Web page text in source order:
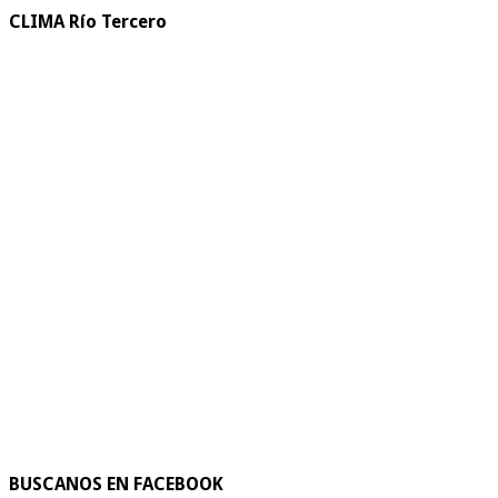
CLIMA Río Tercero
BUSCANOS EN FACEBOOK